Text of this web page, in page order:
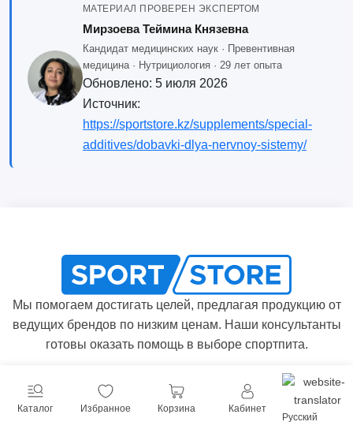
МАТЕРИАЛ ПРОВЕРЕН ЭКСПЕРТОМ
Мирзоева Теймина Князевна
Кандидат медицинских наук · Превентивная
медицина · Нутрициология · 29 лет опыта
Обновлено: 5 июля 2026
Источник:
https://sportstore.kz/supplements/special-
additives/dobavki-dlya-nervnoy-sistemy/
Мы помогаем достигать целей, предлагая продукцию от
ведущих брендов по низким ценам. Наши консультанты
готовы оказать помощь в выборе спортпита.
Производители О нас
Каталог Избранное Корзина Кабинет
Русский